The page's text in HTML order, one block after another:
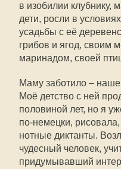
в изобилии клубнику,
дети, росли в
усадьбы с её
грибов и ягод, своим
маринадом, своей
Маму заботило –
Моё детство с ней
половиной лет, но я
по-немецки,
нотные диктанты.
чудесный человек,
придумывавший